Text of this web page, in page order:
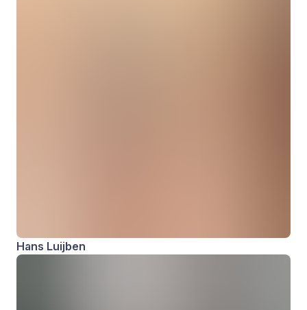
Hans Luijben